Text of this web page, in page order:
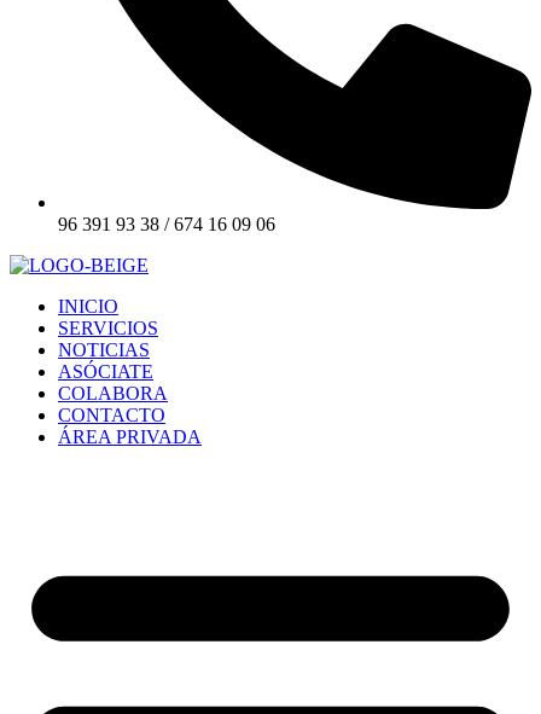
96 391 93 38 / 674 16 09 06
INICIO
SERVICIOS
NOTICIAS
ASÓCIATE
COLABORA
CONTACTO
ÁREA PRIVADA